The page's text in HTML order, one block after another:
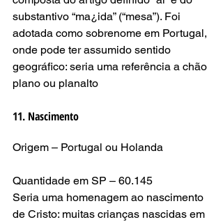
substantivo “ma¿ida” (“mesa”). Foi
adotada como sobrenome em Portugal,
onde pode ter assumido sentido
geográfico: seria uma referência a chão
plano ou planalto
11. Nascimento
Origem – Portugal ou Holanda
Quantidade em SP – 60.145
Seria uma homenagem ao nascimento
de Cristo: muitas crianças nascidas em